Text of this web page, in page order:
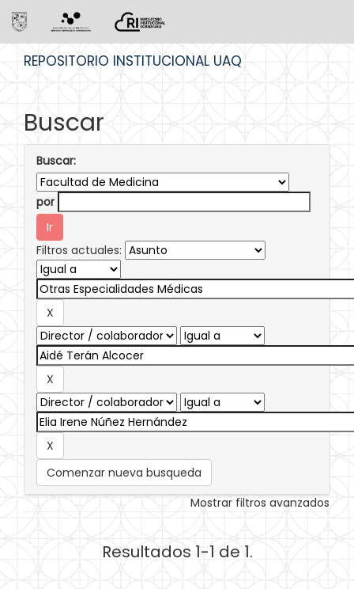
REPOSITORIO INSTITUCIONAL UAQ
Buscar
Buscar:
por
Filtros actuales:
Comenzar nueva busqueda
Mostrar filtros avanzados
Resultados 1-1 de 1.